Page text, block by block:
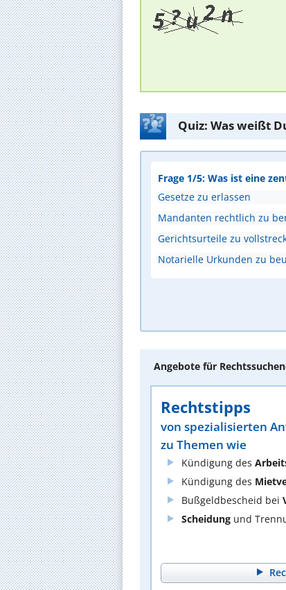
Quiz: Was weißt
Frage 1/5: Was ist eine
Gesetze zu erlassen
Mandanten rechtlich zu
Gerichtsurteile zu
Notarielle Urkunden zu
Angebote für
Rechtstipps
von spezialisierten
zu Themen wie
Kündigung des
Kündigung des
Bußgeldbescheid bei
Scheidung und